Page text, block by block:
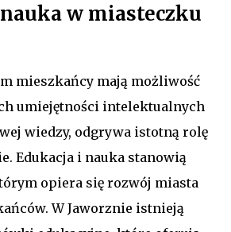
w miasteczku
mieszkańcy mają możliwość
umiejętności intelektualnych
wiedzy, odgrywa istotną rolę
Edukacja i nauka stanowią
opiera się rozwój miasta
W Jaworznie istnieją